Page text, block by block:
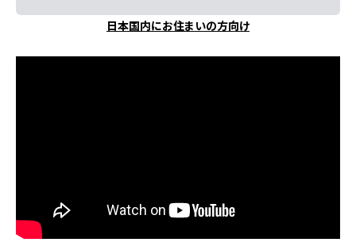
日本国内にお住まいの方向け